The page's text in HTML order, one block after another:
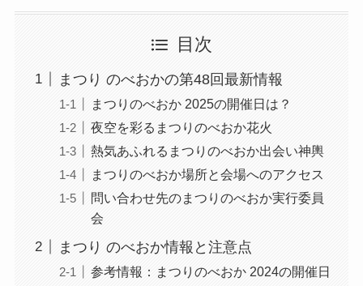
目次
まつり のべおかの第48回最新情報
まつりのべおか 2025の開催日は？
夜空を彩るまつりのべおか花火
熱気あふれるまつりのべおか出会い神輿
まつりのべおか場所と会場へのアクセス
問い合わせ先のまつりのべおか実行委員
会
まつり のべおか情報と注意点
参考情報：まつりのべおか 2024の開催日